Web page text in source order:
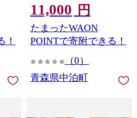
町
！
にく 焼き肉 肉 桜肉 馬刺し
桜ユッケ ユッケ 2種セット
小分け おすすめ 青森県 中
泊町 F6N-324
11,000 円
たまったWAON
POINTで寄附できる！
（0）
青森県中泊町